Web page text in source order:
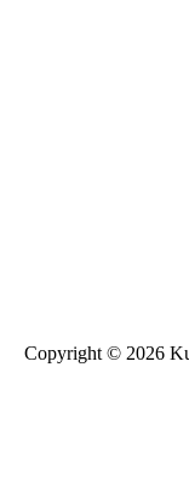
Copyright © 2026